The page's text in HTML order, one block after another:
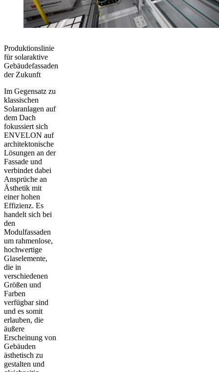
Produktionslinie
für solaraktive
Gebäudefassaden
der Zukunft
Im Gegensatz zu
klassischen
Solaranlagen auf
dem Dach
fokussiert sich
ENVELON auf
architektonische
Lösungen an der
Fassade und
verbindet dabei
Ansprüche an
Ästhetik mit
einer hohen
Effizienz. Es
handelt sich bei
den
Modulfassaden
um rahmenlose,
hochwertige
Glaselemente,
die in
verschiedenen
Größen und
Farben
verfügbar sind
und es somit
erlauben, die
äußere
Erscheinung von
Gebäuden
ästhetisch zu
gestalten und